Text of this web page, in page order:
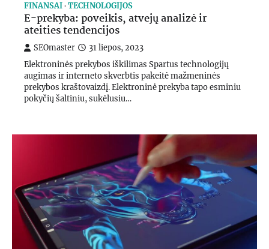
FINANSAI TECHNOLOGIJOS
E-prekyba: poveikis, atvejų analizė ir
ateities tendencijos
SEOmaster 31 liepos, 2023
Elektroninės prekybos iškilimas Spartus technologijų
augimas ir interneto skverbtis pakeitė mažmeninės
prekybos kraštovaizdį. Elektroninė prekyba tapo esminiu
pokyčių šaltiniu, sukėlusiu…